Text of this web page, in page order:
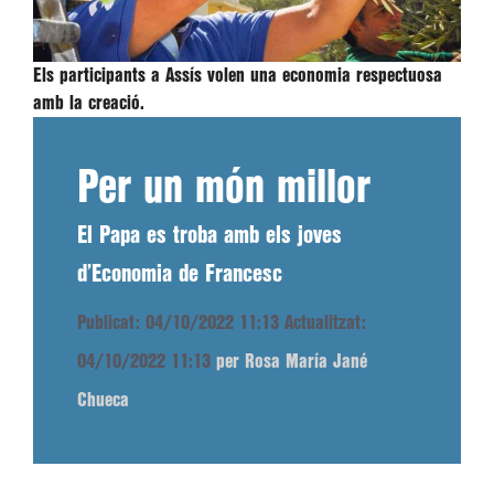
Els participants a Assís volen una economia respectuosa
amb la creació.
Per un món millor
El Papa es troba amb els joves
d’Economia de Francesc
Publicat: 04/10/2022 11:13 Actualitzat:
04/10/2022 11:13 per Rosa María Jané
Chueca